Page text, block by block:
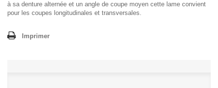
à sa denture alternée et un angle de coupe moyen cette lame convient
pour les coupes longitudinales et transversales.
Imprimer